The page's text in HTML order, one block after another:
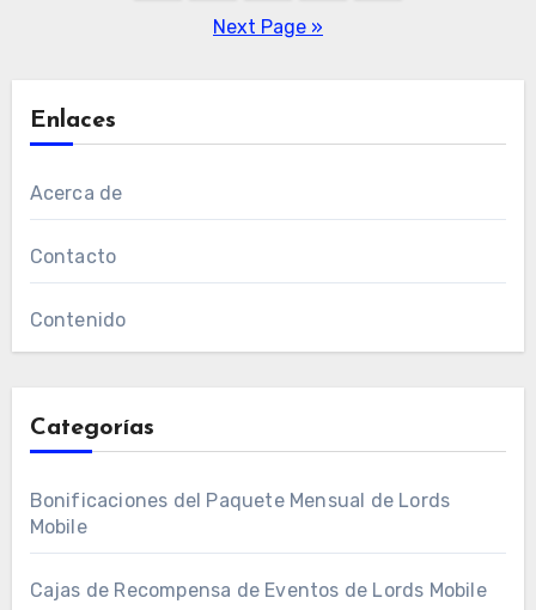
Next Page »
Enlaces
Acerca de
Contacto
Contenido
Categorías
Bonificaciones del Paquete Mensual de Lords
Mobile
Cajas de Recompensa de Eventos de Lords Mobile